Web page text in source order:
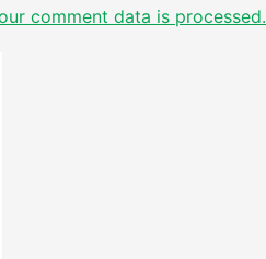
comment data is processed.